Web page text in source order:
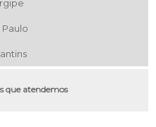
Paulo
que atendemos